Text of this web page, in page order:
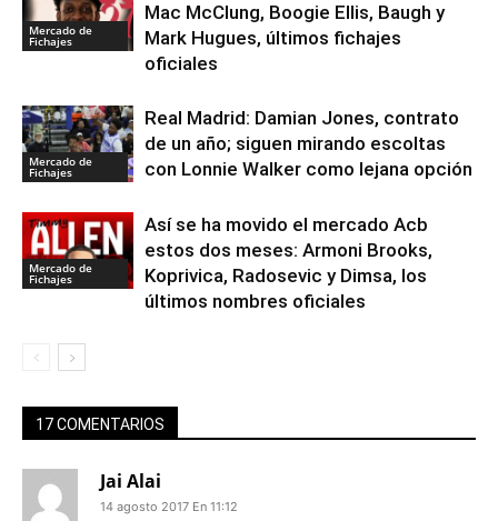
Mercado de
Fichajes
Mac McClung, Boogie Ellis, Baugh y
Mark Hugues, últimos fichajes
oficiales
Mercado de
Fichajes
Real Madrid: Damian Jones, contrato
de un año; siguen mirando escoltas
con Lonnie Walker como lejana opción
Mercado de
Fichajes
Así se ha movido el mercado Acb
estos dos meses: Armoni Brooks,
Koprivica, Radosevic y Dimsa, los
últimos nombres oficiales
17 COMENTARIOS
Jai Alai
14 agosto 2017 En 11:12